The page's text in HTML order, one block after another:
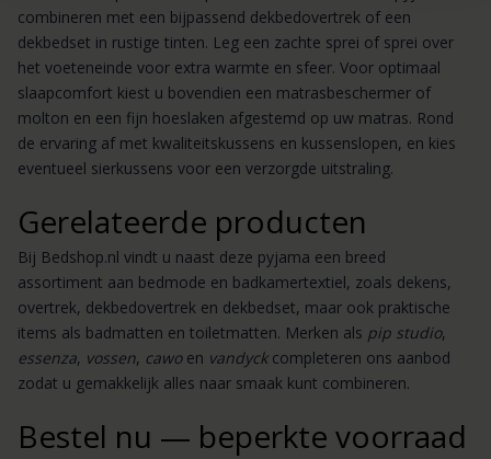
combineren met een bijpassend dekbedovertrek of een
dekbedset in rustige tinten. Leg een zachte sprei of sprei over
het voeteneinde voor extra warmte en sfeer. Voor optimaal
slaapcomfort kiest u bovendien een matrasbeschermer of
molton en een fijn hoeslaken afgestemd op uw matras. Rond
de ervaring af met kwaliteitskussens en kussenslopen, en kies
eventueel sierkussens voor een verzorgde uitstraling.
Gerelateerde producten
Bij Bedshop.nl vindt u naast deze pyjama een breed
assortiment aan bedmode en badkamertextiel, zoals dekens,
overtrek, dekbedovertrek en dekbedset, maar ook praktische
items als badmatten en toiletmatten. Merken als pip studio,
essenza, vossen, cawoen vandyckcompleteren ons aanbod
zodat u gemakkelijk alles naar smaak kunt combineren.
Bestel nu — beperkte voorraad